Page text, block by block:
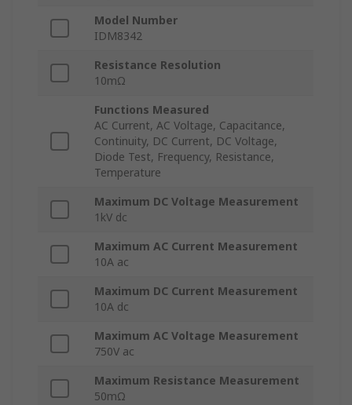
Model Number
IDM8342
Resistance Resolution
10mΩ
Functions Measured
AC Current, AC Voltage, Capacitance,
Continuity, DC Current, DC Voltage,
Diode Test, Frequency, Resistance,
Temperature
Maximum DC Voltage Measurement
1kV dc
Maximum AC Current Measurement
10A ac
Maximum DC Current Measurement
10A dc
Maximum AC Voltage Measurement
750V ac
Maximum Resistance Measurement
50mΩ